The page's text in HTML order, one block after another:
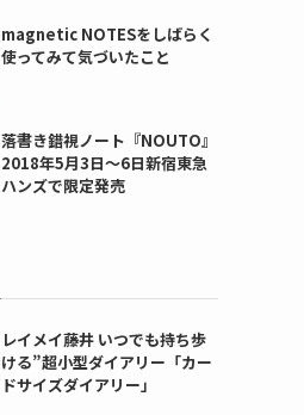
magnetic NOTESをしばらく
使ってみて気づいたこと
落書き錯視ノート『NOUTO』
2018年5月3日〜6日新宿東急
ハンズで限定発売
レイメイ藤井 いつでも持ち歩
ける”超小型ダイアリー「カー
ドサイズダイアリー」